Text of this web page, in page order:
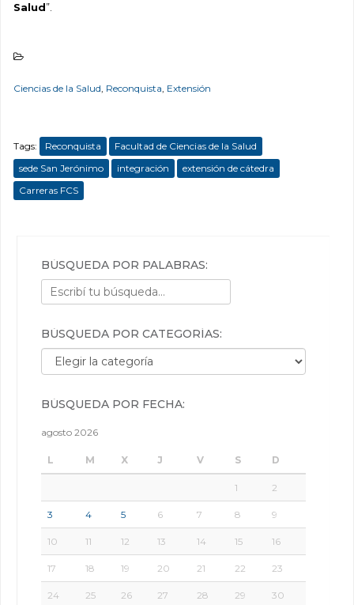
Salud”.
Ciencias de la Salud, Reconquista, Extensión
Tags: Reconquista
Facultad de Ciencias de la Salud
sede San Jerónimo
integración
extensión de cátedra
Carreras FCS
BÚSQUEDA POR PALABRAS:
BÚSQUEDA POR CATEGORÍAS:
Búsqueda por categorías:
BÚSQUEDA POR FECHA:
agosto 2026
L M X J V S D
1 2
3 4 5 6 7 8 9
10 11 12 13 14 15 16
17 18 19 20 21 22 23
24 25 26 27 28 29 30